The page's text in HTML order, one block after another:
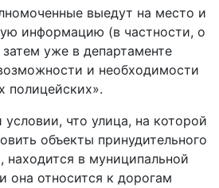
выедут на место и
информацию (в частности, о
уже в департаменте
и необходимости
полицейских».
что улица, на которой
объекты принудительного
находится в муниципальной
она относится к дорогам